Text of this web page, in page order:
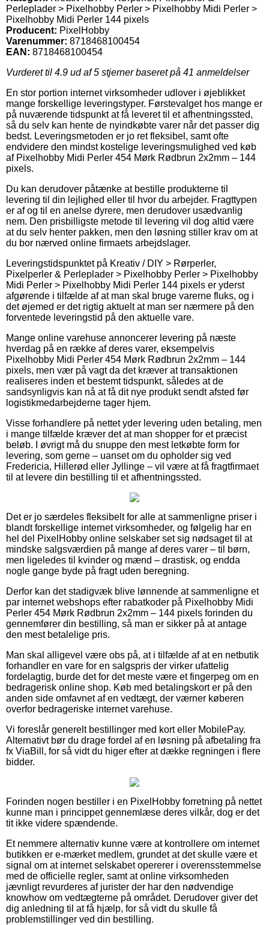
Perleplader > Pixelhobby Perler > Pixelhobby Midi Perler >
Pixelhobby Midi Perler 144 pixels
Producent: PixelHobby
Varenummer: 8718468100454
EAN: 8718468100454
Vurderet til 4.9 ud af 5 stjerner baseret på 41 anmeldelser
En stor portion internet virksomheder udlover i øjeblikket
mange forskellige leveringstyper. Førstevalget hos mange er
på nuværende tidspunkt at få leveret til et afhentningssted,
så du selv kan hente de nyindkøbte varer når det passer dig
bedst. Leveringsmetoden er jo ret fleksibel, samt ofte
endvidere den mindst kostelige leveringsmulighed ved køb
af Pixelhobby Midi Perler 454 Mørk Rødbrun 2x2mm – 144
pixels.
Du kan derudover påtænke at bestille produkterne til
levering til din lejlighed eller til hvor du arbejder. Fragttypen
er af og til en anelse dyrere, men derudover usædvanlig
nem. Den prisbilligste metode til levering vil dog altid være
at du selv henter pakken, men den løsning stiller krav om at
du bor nærved online firmaets arbejdslager.
Leveringstidspunktet på Kreativ / DIY > Rørperler,
Pixelperler & Perleplader > Pixelhobby Perler > Pixelhobby
Midi Perler > Pixelhobby Midi Perler 144 pixels er yderst
afgørende i tilfælde af at man skal bruge varerne fluks, og i
det øjemed er det rigtig aktuelt at man ser nærmere på den
forventede leveringstid på den aktuelle vare.
Mange online varehuse annoncerer levering på næste
hverdag på en række af deres varer, eksempelvis
Pixelhobby Midi Perler 454 Mørk Rødbrun 2x2mm – 144
pixels, men vær på vagt da det kræver at transaktionen
realiseres inden et bestemt tidspunkt, således at de
sandsynligvis kan nå at få dit nye produkt sendt afsted før
logistikmedarbejderne tager hjem.
Visse forhandlere på nettet yder levering uden betaling, men
i mange tilfælde kræver det at man shopper for et præcist
beløb. I øvrigt må du snuppe den mest letkøbte form for
levering, som gerne – uanset om du opholder sig ved
Fredericia, Hillerød eller Jyllinge – vil være at få fragtfirmaet
til at levere din bestilling til et afhentningssted.
Det er jo særdeles fleksibelt for alle at sammenligne priser i
blandt forskellige internet virksomheder, og følgelig har en
hel del PixelHobby online selskaber set sig nødsaget til at
mindske salgsværdien på mange af deres varer – til børn,
men ligeledes til kvinder og mænd – drastisk, og endda
nogle gange byde på fragt uden beregning.
Derfor kan det stadigvæk blive lønnende at sammenligne et
par internet webshops efter rabatkoder på Pixelhobby Midi
Perler 454 Mørk Rødbrun 2x2mm – 144 pixels forinden du
gennemfører din bestilling, så man er sikker på at antage
den mest betalelige pris.
Man skal alligevel være obs på, at i tilfælde af at en netbutik
forhandler en vare for en salgspris der virker ufattelig
fordelagtig, burde det for det meste være et fingerpeg om en
bedragerisk online shop. Køb med betalingskort er på den
anden side omfavnet af en vedtægt, der værner køberen
overfor bedrageriske internet varehuse.
Vi foreslår generelt bestillinger med kort eller MobilePay.
Alternativt bør du drage fordel af en løsning på afbetaling fra
fx ViaBill, for så vidt du higer efter at dække regningen i flere
bidder.
Forinden nogen bestiller i en PixelHobby forretning på nettet
kunne man i princippet gennemlæse deres vilkår, dog er det
tit ikke videre spændende.
Et nemmere alternativ kunne være at kontrollere om internet
butikken er e-mærket medlem, grundet at det skulle være et
signal om at internet selskabet opererer i overensstemmelse
med de officielle regler, samt at online virksomheden
jævnligt revurderes af jurister der har den nødvendige
knowhow om vedtægterne på området. Derudover giver det
dig anledning til at få hjælp, for så vidt du skulle få
problemstillinger ved din bestilling.